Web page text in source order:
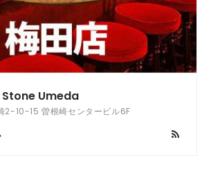
Umeda
2-10-15 曽根崎センタービル6F